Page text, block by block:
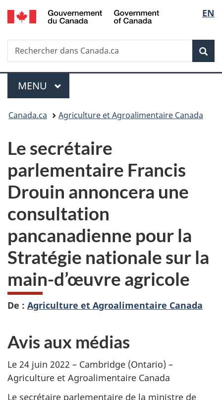
Passer
au
principal
Passer
à
Au
du
Passer
à
version
simplifiée
de
la
EN
Recherche
Rechercher
dans
Menu
MENU PRINCIPAL
Vous
ici :
Canada.ca Agriculture et Agroalimentaire Canada
Le secrétaire
parlementaire Francis
Drouin annoncera une
consultation
pancanadienne pour la
Stratégie nationale sur la
main-d’œuvre agricole
De : Agriculture et Agroalimentaire Canada
Avis aux médias
Le 24 juin 2022 – Cambridge (Ontario) –
Agriculture et Agroalimentaire Canada
Le secrétaire parlementaire de la ministre de